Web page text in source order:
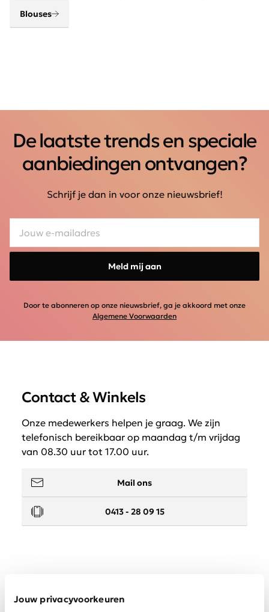
Jouw privacyvoorkeuren
Blouses
De laatste trends en speciale
aanbiedingen ontvangen?
Schrijf je dan in voor onze nieuwsbrief!
Meld mij aan
Door te abonneren op onze nieuwsbrief, ga je akkoord met onze
Algemene Voorwaarden
Contact & Winkels
Onze medewerkers helpen je graag. We zijn
telefonisch bereikbaar op maandag t/m vrijdag
van 08.30 uur tot 17.00 uur.
Mail ons
0413 - 28 09 15